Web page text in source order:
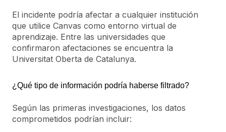
El incidente podría afectar a cualquier institución
que utilice Canvas como entorno virtual de
aprendizaje. Entre las universidades que
confirmaron afectaciones se encuentra la
Universitat Oberta de Catalunya.
¿Qué tipo de información podría haberse filtrado?
Según las primeras investigaciones, los datos
comprometidos podrían incluir: